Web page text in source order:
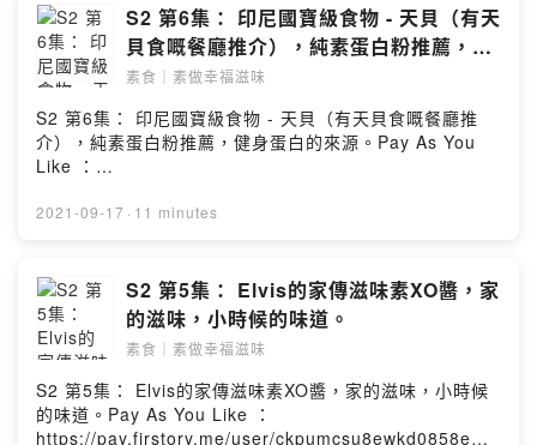
Contact@dungdungdungcast.com#燈登登播客企劃
Powered by Firstory Hosting
S2 第6集： 印尼國寶級食物 - 天貝（有天
貝食嘅餐廳推介），純素蛋白粉推薦，健
身蛋白的來源。
素食｜素做幸福滋味
S2 第6集： 印尼國寶級食物 - 天貝（有天貝食嘅餐廳推
介），純素蛋白粉推薦，健身蛋白的來源。Pay As You
Like ：
uihop留言區：
Contact@dungdungdungcast.com#燈登登播客企劃
Powered by Firstory Hosting
2021-09-17 · 11 minutes
S2 第5集： Elvis的家傳滋味素XO醬，家
的滋味，小時候的味道。
素食｜素做幸福滋味
S2 第5集： Elvis的家傳滋味素XO醬，家的滋味，小時候
的味道。Pay As You Like ：
https://pay.firstory.me/user/ckpumcsu8ewkd0858em1